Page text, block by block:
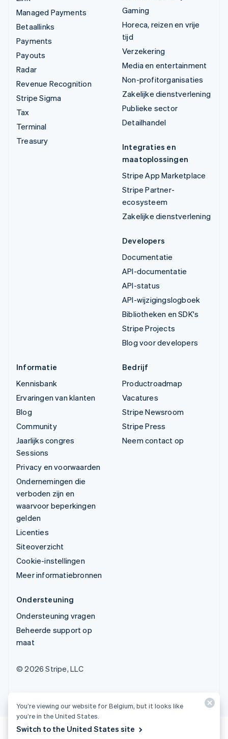
Managed Payments
Betaallinks
Payments
Payouts
Radar
Revenue Recognition
Stripe Sigma
Tax
Terminal
Treasury
Gaming
Horeca, reizen en vrije
tijd
Verzekering
Media en entertainment
Non-profitorganisaties
Zakelijke dienstverlening
Publieke sector
Detailhandel
Integraties en
maatoplossingen
Stripe App Marketplace
Stripe Partner-
ecosysteem
Zakelijke dienstverlening
Developers
Documentatie
API-documentatie
API-status
API-wijzigingslogboek
Bibliotheken en SDK's
Stripe Projects
Blog voor developers
Informatie
Kennisbank
Ervaringen van klanten
Blog
Community
Jaarlijks congres
Sessions
Privacy en voorwaarden
Ondernemingen die
verboden zijn en
waarvoor beperkingen
gelden
Licenties
Siteoverzicht
Cookie-instellingen
Meer informatiebronnen
Bedrijf
Productroadmap
Vacatures
Stripe Newsroom
Stripe Press
Neem contact op
Ondersteuning
Ondersteuning vragen
Beheerde support op
maat
© 2026 Stripe, LLC
You’re viewing our website for Belgium, but it looks like
you’re in the United States.
Switch to the United States site